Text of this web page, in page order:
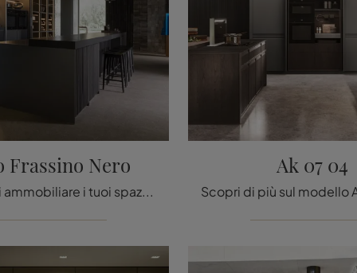
Frassino Nero
Se desideri ammobiliare i tuoi spazi con mobili e complementi di qualità eccellente, il suggerimento da parte nostra è quello di optare per la Cucina ...
Ak 07 04